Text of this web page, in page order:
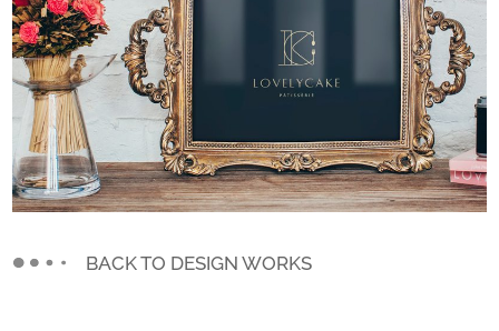
BACK TO DESIGN WORKS